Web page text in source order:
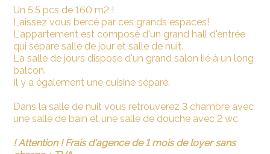
Un 5.5 pcs de 160 m2 !
Laissez vous bercé par ces grands espaces!
L'appartement est composé d'un grand hall d'entrée
qui sépare salle de jour et salle de nuit.
La salle de jours dispose d'un grand salon lié à un long
balcon.
Il y a également une cuisine séparé.
Dans la salle de nuit vous retrouverez 3 chambre avec
une salle de bain et une salle de douche avec 2 wc.
! Attention ! Frais d'agence de 1 mois de loyer sans